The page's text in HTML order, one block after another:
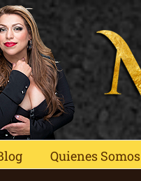
Quienes Somos